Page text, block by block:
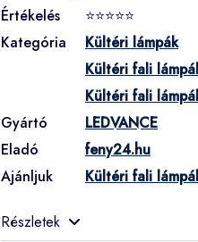
Értékelés
⭐⭐⭐⭐⭐
Kategória
Kültéri lámpák
Kültéri fali
Kültéri fali
Gyártó
LEDVANCE
Eladó
feny24.hu
Ajánljuk
Kültéri fali
Részletek